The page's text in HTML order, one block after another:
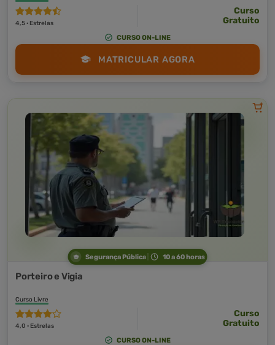
4,5 · Estrelas
Curso
Gratuito
CURSO ON-LINE
MATRICULAR AGORA
Segurança Pública 10 a 60 horas
Porteiro e Vigia
Curso Livre
4,0 · Estrelas
Curso
Gratuito
CURSO ON-LINE